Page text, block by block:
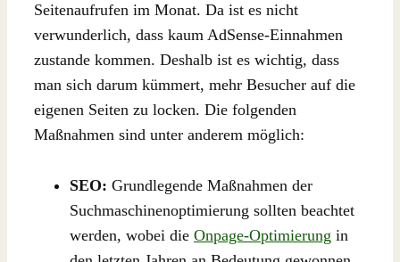
Seitenaufrufen im Monat. Da ist es nicht
verwunderlich, dass kaum AdSense-Einnahmen
zustande kommen. Deshalb ist es wichtig, dass
man sich darum kümmert, mehr Besucher auf die
eigenen Seiten zu locken. Die folgenden
Maßnahmen sind unter anderem möglich:
SEO: Grundlegende Maßnahmen der
Suchmaschinenoptimierung sollten beachtet
werden, wobei die Onpage-Optimierung in